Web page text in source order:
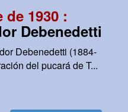
de 1930 :
Debenedetti
Debenedetti (1884-
del pucará de T...